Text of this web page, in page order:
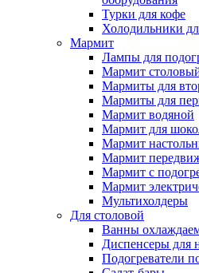
Турки для кофе
Холодильники
Мармит
Лампы для
Мармит
Мармиты для
Мармиты для
Мармит водяной
Мармит для
Мармит
Мармит
Мармит с
Мармит
Мультихолдеры
Для столовой
Ванны
Диспенсеры для
Подогреватели